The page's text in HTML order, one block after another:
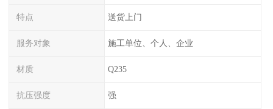
特点 送货上门
服务对象 施工单位、个人、企业
材质 Q235
抗压强度 强